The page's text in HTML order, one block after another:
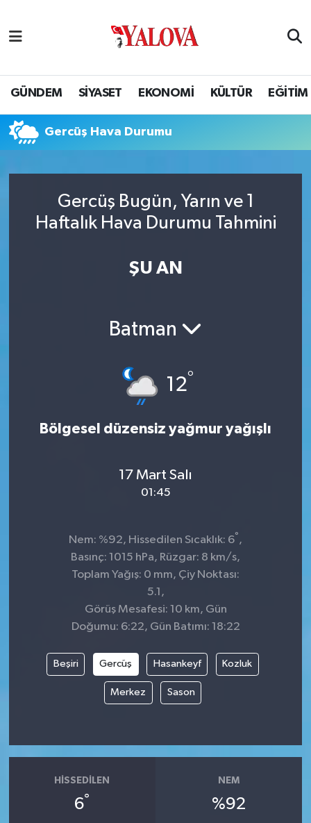
GÜNDEM SİYASET EKONOMİ KÜLTÜR EĞİTİM
Gercüş Hava Durumu
Gercüş Bugün, Yarın ve 1
Haftalık Hava Durumu Tahmini
ŞU AN
Batman
12°
Bölgesel düzensiz yağmur yağışlı
17 Mart Salı
01:45
Nem: %92, Hissedilen Sıcaklık: 6° ,
Basınç: 1015 hPa, Rüzgar: 8 km/s,
Toplam Yağış: 0 mm, Çiy Noktası:
5.1,
Görüş Mesafesi: 10 km, Gün
Doğumu: 6:22, Gün Batımı: 18:22
Beşiri Gercüş Hasankeyf Kozluk
Merkez Sason
HISSEDILEN
6°
NEM
%92
SİYASET
EĞİTİM
BİLİM VE TEKNOLOJİ
Yalova Nöbetçi Eczaneler
Yalova Hava Durumu
Puan Durumu ve Fikstür
Tüm Manşetler
Son Dakika Haberleri